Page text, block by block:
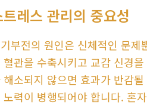
트레스 관리의 중요성
부전의 원인은 신체적인 문
혈관을 수축시키고 교감 신경
해소되지 않으면 효과가 반감
노력이 병행되어야 합니다. 혼